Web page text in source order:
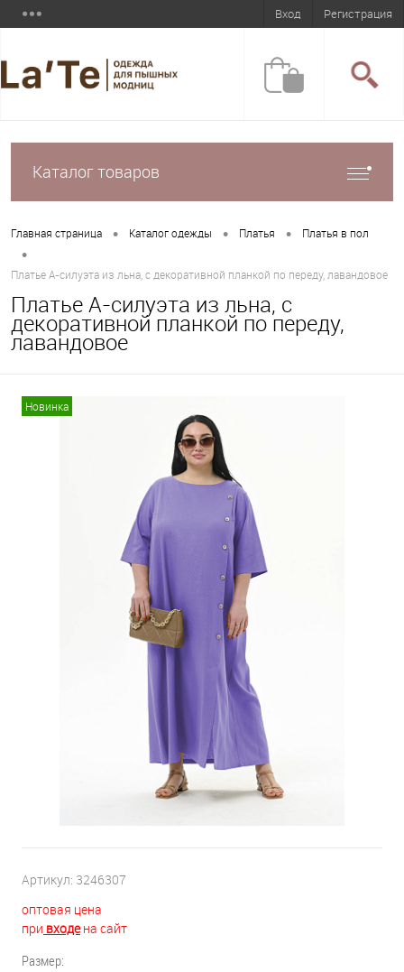
Вход Регистрация
Каталог товаров
Главная страница • Каталог одежды • Платья • Платья в пол
•
Платье А-силуэта из льна, с декоративной планкой по переду, лавандовое
Платье А-силуэта из льна, с
декоративной планкой по переду,
лавандовое
Новинка
Артикул: 3246307
оптовая цена
при входена сайт
Размер: